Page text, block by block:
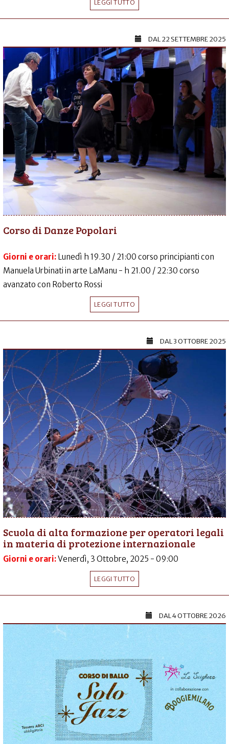
LEGGI TUTTO
DAL22 SETTEMBRE 2025
Corso di Danze Popolari
Giorni e orari: Lunedì h 19.30 / 21:00 corso principianti con
Manuela Urbinati in arte LaManu - h 21.00 / 22:30 corso
avanzato con Roberto Rossi
LEGGI TUTTO
DAL3 OTTOBRE 2025
Scuola di alta formazione per operatori legali
in materia di protezione internazionale
Giorni e orari:Venerdì, 3 Ottobre, 2025 - 09:00
LEGGI TUTTO
DAL4 OTTOBRE 2026